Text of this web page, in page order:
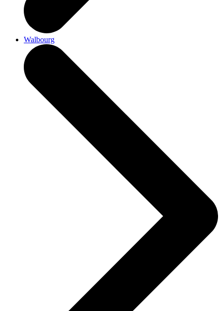
Walbourg